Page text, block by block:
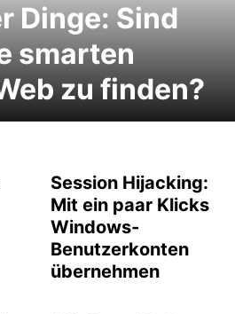
Dinge: Sind
smarten
zu finden?
Session Hijacking:
Mit ein paar Klicks
Windows-
Benutzerkonten
übernehmen